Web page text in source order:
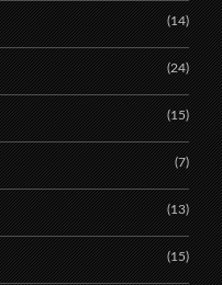
(14)
(24)
(15)
(7)
(13)
(15)